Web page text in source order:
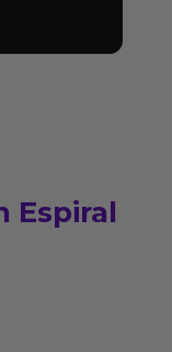
Espiral